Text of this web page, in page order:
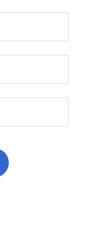
Site